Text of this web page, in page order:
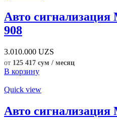
Авто
908
3.010.000 UZS
от 125 417 сум / месяц
В корзину
Quick view
Авто